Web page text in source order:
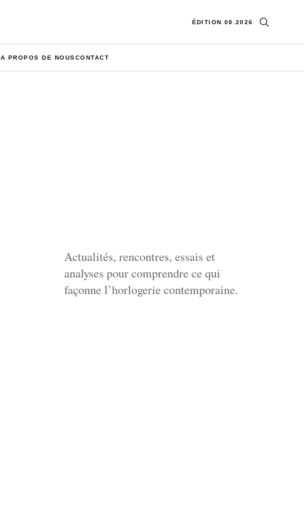
ÉDITION 08.2026 Ouvrir la
A PROPOS DE NOUSCONTACT
Actualités, rencontres, essais et
analyses pour comprendre ce qui
façonne l’horlogerie contemporaine.